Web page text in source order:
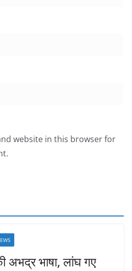
website in this browser for
भाषा, लांघ गए